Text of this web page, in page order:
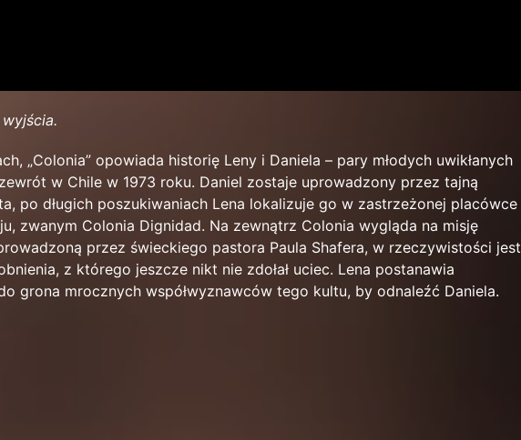
wyjścia.
„Colonia” opowiada historię Leny i Daniela – pary młodych uwikłanych
w Chile w 1973 roku. Daniel zostaje uprowadzony przez tajną
po długich poszukiwaniach Lena lokalizuje go w zastrzeżonej placówce
zwanym Colonia Dignidad. Na zewnątrz Colonia wygląda na misję
przez świeckiego pastora Paula Shafera, w rzeczywistości jest
z którego jeszcze nikt nie zdołał uciec. Lena postanawia
grona mrocznych współwyznawców tego kultu, by odnaleźć Daniela.